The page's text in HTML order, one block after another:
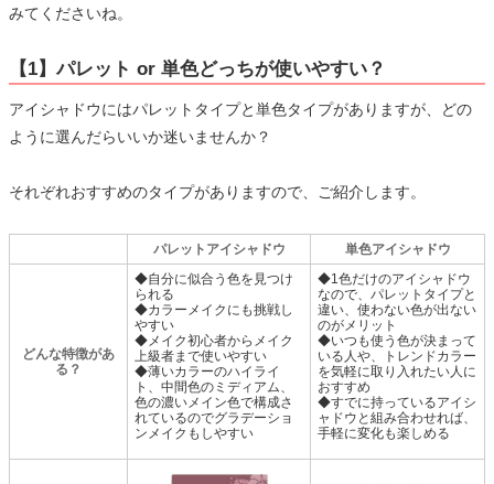
みてくださいね。
【1】パレット or 単色どっちが使いやすい？
アイシャドウにはパレットタイプと単色タイプがありますが、どの
ように選んだらいいか迷いませんか？
それぞれおすすめのタイプがありますので、ご紹介します。
パレットアイシャドウ 単色アイシャドウ
どんな特徴があ
る？
◆自分に似合う色を見つけ
られる
◆カラーメイクにも挑戦し
やすい
◆メイク初心者からメイク
上級者まで使いやすい
◆薄いカラーのハイライ
ト、中間色のミディアム、
色の濃いメイン色で構成さ
れているのでグラデーショ
ンメイクもしやすい
◆1色だけのアイシャドウ
なので、パレットタイプと
違い、使わない色が出ない
のがメリット
◆いつも使う色が決まって
いる人や、トレンドカラー
を気軽に取り入れたい人に
おすすめ
◆すでに持っているアイシ
ャドウと組み合わせれば、
手軽に変化も楽しめる